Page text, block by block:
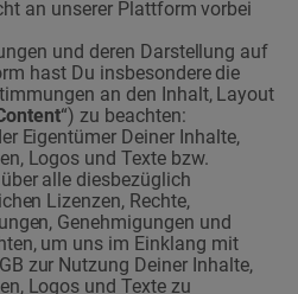
an unserer Plattform vorbei
und deren Darstellung auf
hast Du insbesondere die
an den Inhalt, Layout
“) zu beachten:
Eigentümer Deiner Inhalte,
Logos und Texte bzw.
alle diesbezüglich
Lizenzen, Rechte,
Genehmigungen und
um uns im Einklang mit
zur Nutzung Deiner Inhalte,
Logos und Texte zu